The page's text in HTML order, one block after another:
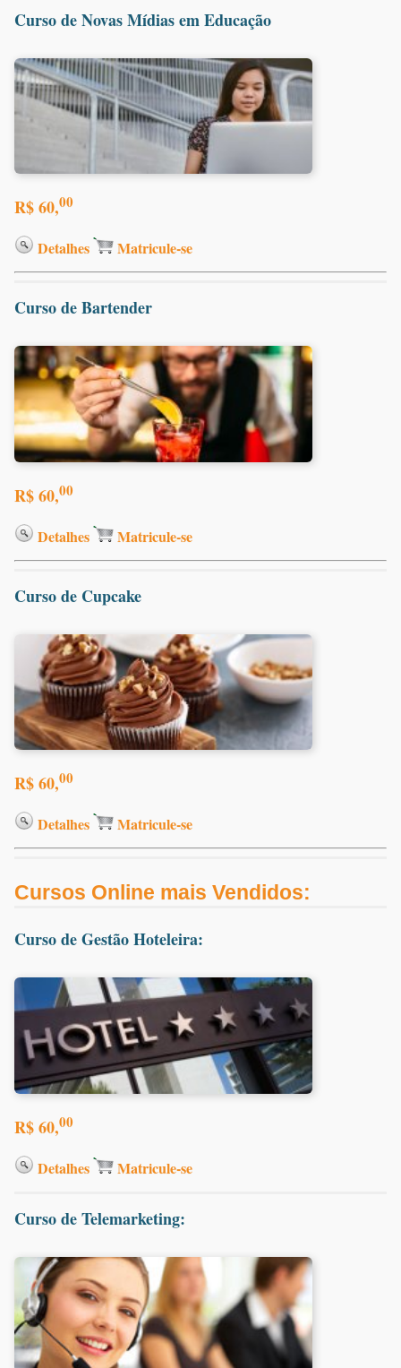
Curso de Novas Mídias em Educação
R$ 60,00
Detalhes Matricule-se
Curso de Bartender
R$ 60,00
Detalhes Matricule-se
Curso de Cupcake
R$ 60,00
Detalhes Matricule-se
Cursos Online mais Vendidos:
Curso de Gestão Hoteleira:
R$ 60,00
Detalhes Matricule-se
Curso de Telemarketing: